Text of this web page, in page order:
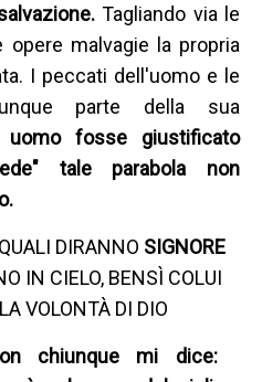
Tagliando via le
malvagie la propria
I peccati dell'uomo e le
parte della sua
fosse giustificato
tale parabola non
DIRANNO SIGNORE
IN CIELO, BENSÌ COLUI
LA VOLONTÀ DI DIO
chiunque mi dice: